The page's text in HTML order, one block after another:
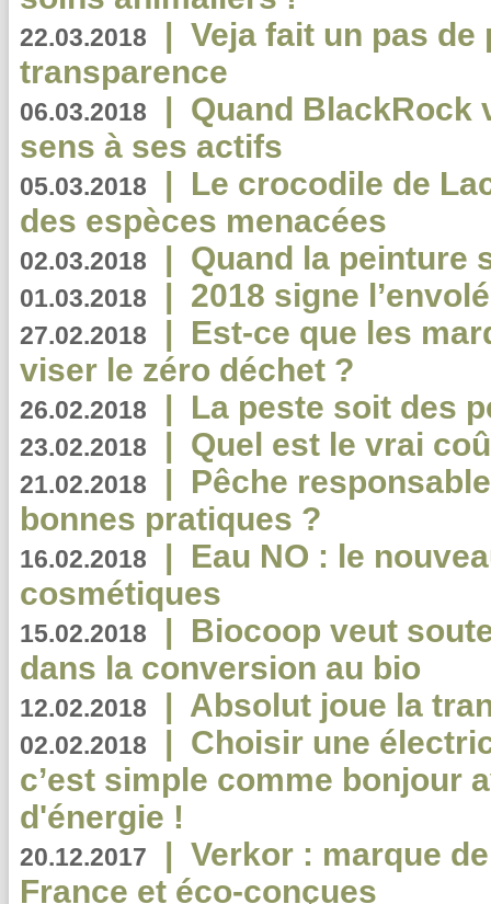
22.03.2018 | Veja fait un pas de
transparence
06.03.2018 | Quand BlackRock
sens à ses actifs
05.03.2018 | Le crocodile de
des espèces menacées
02.03.2018 | Quand la peinture
01.03.2018 | 2018 signe
27.02.2018 | Est-ce que les
viser le zéro déchet ?
26.02.2018 | La peste soit des
23.02.2018 | Quel est le vrai
21.02.2018 | Pêche
bonnes pratiques ?
16.02.2018 | Eau NO : le
cosmétiques
15.02.2018 | Biocoop veut
dans la conversion au bio
12.02.2018 | Absolut joue la
02.02.2018 | Choisir une
c’est simple comme bonjour
d'énergie !
20.12.2017 | Verkor : marque
France et éco-conçues